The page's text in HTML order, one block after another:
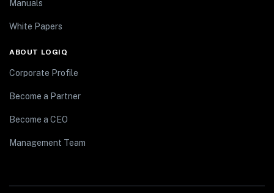
Manuals
White Papers
ABOUT LOGIQ
Corporate Profile
Become a Partner
Become a CEO
Management Team